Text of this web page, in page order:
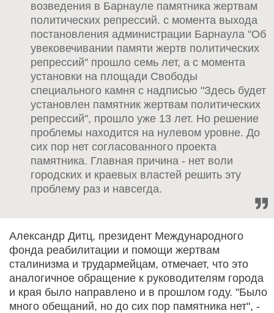
возведения в Барнауле памятника жертвам
политических репрессий. с момента выхода
постановления администрации Барнаула "Об
увековечивании памяти жертв политических
репрессий" прошло семь лет, а с момента
установки на площади Свободы
специального камня с надписью "Здесь будет
установлен памятник жертвам политических
репрессий", прошло уже 13 лет. Но решение
проблемы находится на нулевом уровне. До
сих пор нет согласованного проекта
памятника. Главная причина - нет воли
городских и краевых властей решить эту
проблему раз и навсегда.
Александр Дитц, президент Международного
фонда реабилитации и помощи жертвам
сталинизма и трудармейцам, отмечает, что это
аналогичное обращение к руководителям города
и края было направлено и в прошлом году. "Было
много обещаний, но до сих пор памятника нет", -